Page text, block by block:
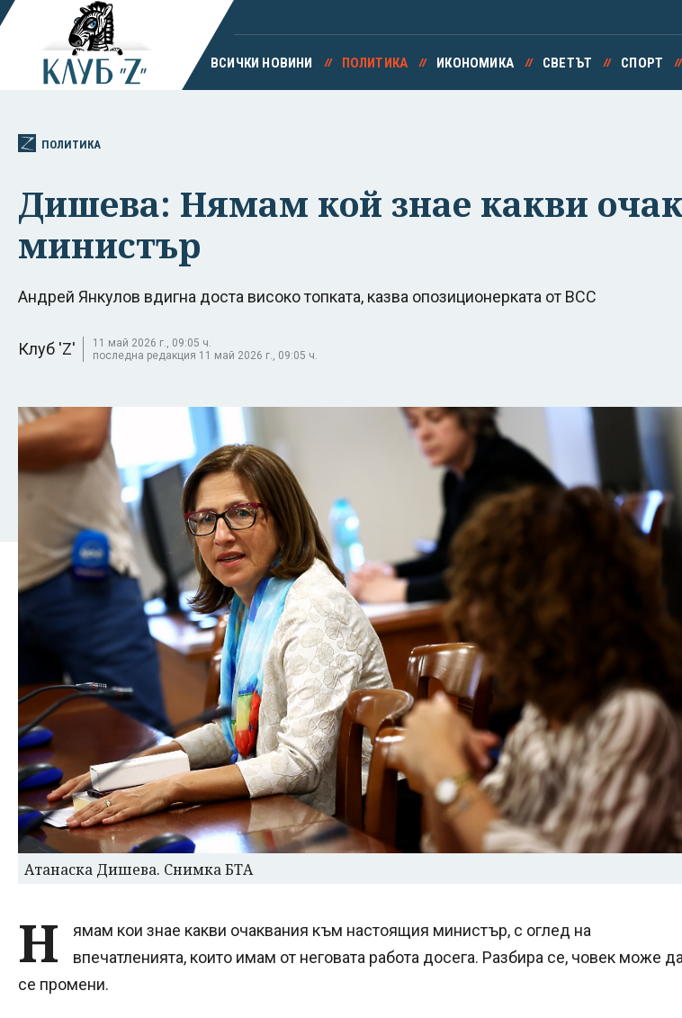
ВСИЧКИ НОВИНИ ПОЛИТИКА ИКОНОМИКА СВЕТЪТ СПОРТ
ПОЛИТИКА
Дишева: Нямам кой знае какви
министър
Андрей Янкулов вдигна доста високо топката, казва опозиционерката от ВСС
Клуб 'Z'
11 май 2026 г., 09:05 ч.
последна редакция 11 май 2026 г., 09:05 ч.
Атанаска Дишева. Снимка БТА
Н
ямам кои знае какви очаквания към настоящия министър, с оглед на
впечатленията, които имам от неговата работа досега. Разбира се, човек може да
се промени.